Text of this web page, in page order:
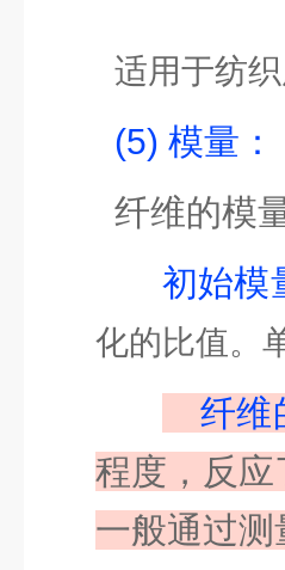
适用于纺
(5) 模量：
纤维的模
初始模
化的比值。
纤维
程度，反应
一般通过测